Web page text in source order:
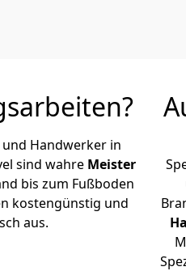
und Handwerker in
sind wahre Meister
bis zum Fußboden
kostengünstig und
aus.